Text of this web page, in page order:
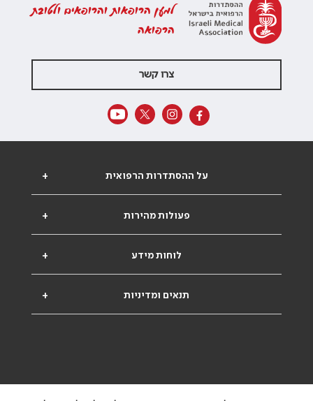
למען הרופאות והרופאים ולטובת
הרפואה
צרו קשר
+ על ההסתדרות הרפואית
+ פעולות מהירות
+ לוחות מידע
+ תנאים ומדיניות